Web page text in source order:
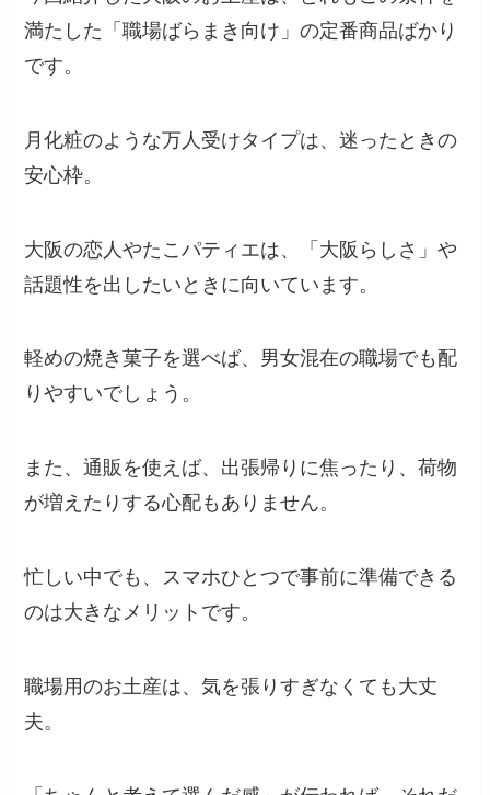
満たした「職場ばらまき向け」の定番商品ばかり
です。
月化粧のような万人受けタイプは、迷ったときの
安心枠。
大阪の恋人やたこパティエは、「大阪らしさ」や
話題性を出したいときに向いています。
軽めの焼き菓子を選べば、男女混在の職場でも配
りやすいでしょう。
また、通販を使えば、出張帰りに焦ったり、荷物
が増えたりする心配もありません。
忙しい中でも、スマホひとつで事前に準備できる
のは大きなメリットです。
職場用のお土産は、気を張りすぎなくても大丈
夫。